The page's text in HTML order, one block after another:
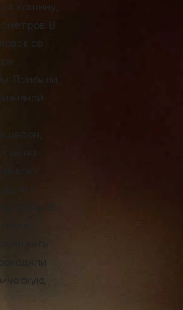
машину,
В
со
Прибыли
на
всех
в
через 15
весь